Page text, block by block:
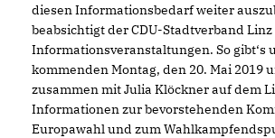
diesen Informationsbedarf weiter
beabsichtigt der CDU-Stadtverband
Informationsveranstaltungen. So gibt‘s
kommenden Montag, den 20. Mai 2019
zusammen mit Julia Klöckner auf dem
Informationen zur bevorstehenden
Europawahl und zum